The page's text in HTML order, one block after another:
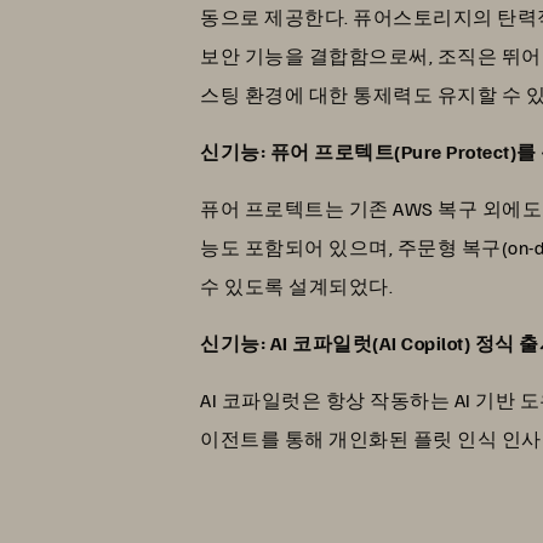
동으로 제공한다. 퓨어스토리지의 탄
보안 기능을 결합함으로써, 조직은 뛰
스팅 환경에 대한 통제력도 유지할 수
신기능: 퓨어 프로텍트(Pure Protect)
퓨어 프로텍트는 기존 AWS 복구 외에
능도 포함되어 있으며, 주문형 복구
수 있도록 설계되었다.
신기능: AI 코파일럿(AI Copilot) 정식
AI 코파일럿은 항상 작동하는 AI 기반
이전트를 통해 개인화된 플릿 인식 인